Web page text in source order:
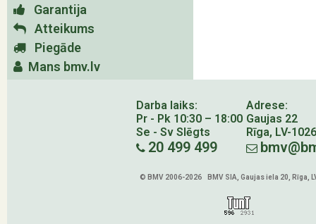
Garantija
Atteikums
Piegāde
Mans bmv.lv
Darba laiks:
Pr - Pk 10:30 – 18:00
Se - Sv Slēgts
20 499 499
Adrese:
Gaujas 22
Rīga, LV-1026
© BMV 2006-2026 BMV SIA, Gaujas iela 20, Rīga,